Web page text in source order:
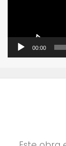
00:00